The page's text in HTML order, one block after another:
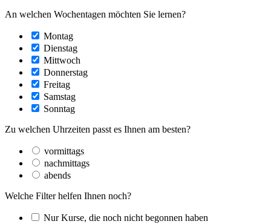
An welchen Wochentagen möchten Sie lernen?
Montag
Dienstag
Mittwoch
Donnerstag
Freitag
Samstag
Sonntag
Zu welchen Uhrzeiten passt es Ihnen am besten?
vormittags
nachmittags
abends
Welche Filter helfen Ihnen noch?
Nur Kurse, die noch nicht begonnen haben